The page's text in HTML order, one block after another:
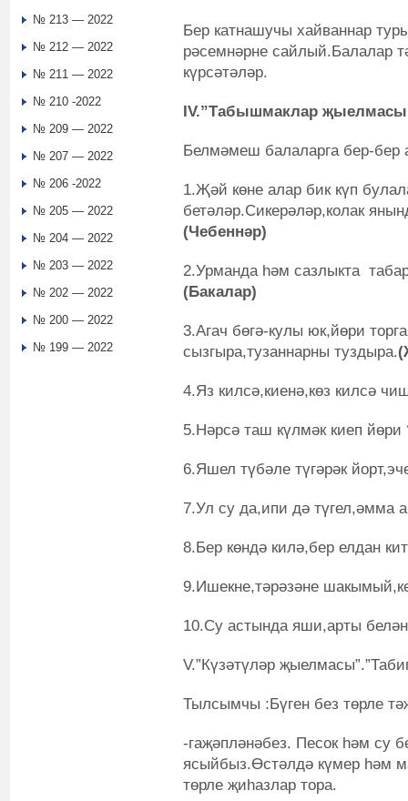
Бер катнашучы хайваннар
рәсемнәрне сайлый.Балалар
күрсәтәләр.
IV.”Табышмаклар
Белмәмеш балаларга бер-бер
1.Җәй көне алар бик күп
бетәләр.Сикерәләр,колак
(Чебеннәр)
2.Урманда һәм сазлыкта
(Бакалар)
3.Агач бөгә-кулы юк,йөри
сызгыра,тузаннарны туздыра.
4.Яз килсә,киенә,көз килсә
5.Нәрсә таш күлмәк киеп
6.Яшел түбәле түгәрәк
7.Ул су да,ипи дә түгел,әмма
8.Бер көндә килә,бер елдан
9.Ишекне,тәрәзәне
10.Су астында яши,арты
V.”Күзәтүләр
Тылсымчы :Бүген без төрле
-гаҗәпләнәбез. Песок һәм су
ясыйбыз.Өстәлдә күмер һәм
төрле җиһазлар тора.
№ 213 — 2022
№ 212 — 2022
№ 211 — 2022
№ 210 -2022
№ 209 — 2022
№ 207 — 2022
№ 206 -2022
№ 205 — 2022
№ 204 — 2022
№ 203 — 2022
№ 202 — 2022
№ 200 — 2022
№ 199 — 2022